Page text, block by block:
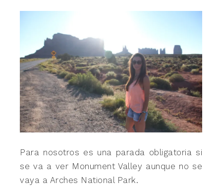
Para nosotros es una parada obligatoria si
se va a ver Monument Valley aunque no se
vaya a Arches National Park.